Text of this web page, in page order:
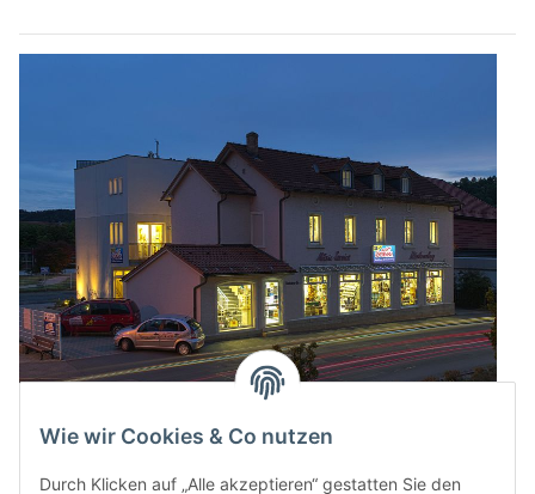
Wie wir Cookies & Co nutzen
Durch Klicken auf „Alle akzeptieren“ gestatten Sie den